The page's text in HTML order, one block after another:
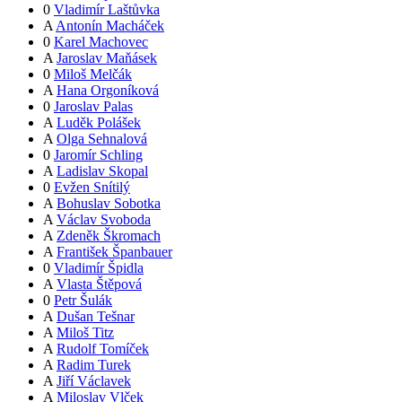
0 Vladimír Laštůvka
A Antonín Macháček
0 Karel Machovec
A Jaroslav Maňásek
0 Miloš Melčák
A Hana Orgoníková
0 Jaroslav Palas
A Luděk Polášek
A Olga Sehnalová
0 Jaromír Schling
A Ladislav Skopal
0 Evžen Snítilý
A Bohuslav Sobotka
A Václav Svoboda
A Zdeněk Škromach
A František Španbauer
0 Vladimír Špidla
A Vlasta Štěpová
0 Petr Šulák
A Dušan Tešnar
A Miloš Titz
A Rudolf Tomíček
A Radim Turek
A Jiří Václavek
A Miloslav Vlček